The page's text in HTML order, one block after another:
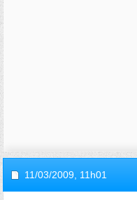
11/03/2009, 11h01